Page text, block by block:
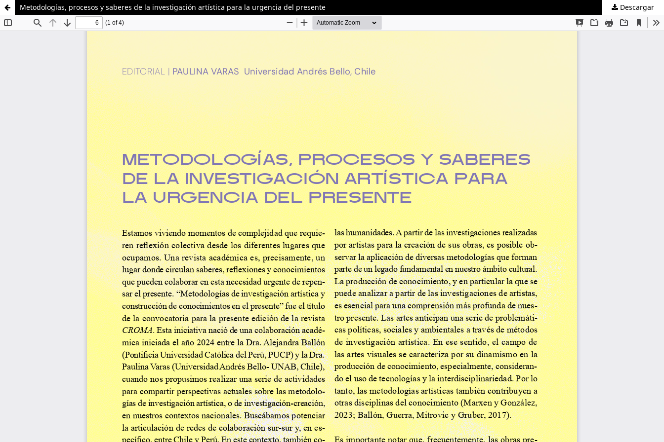
Metodologías, procesos y saberes de la investigación artística para la urgencia del presente Descargar